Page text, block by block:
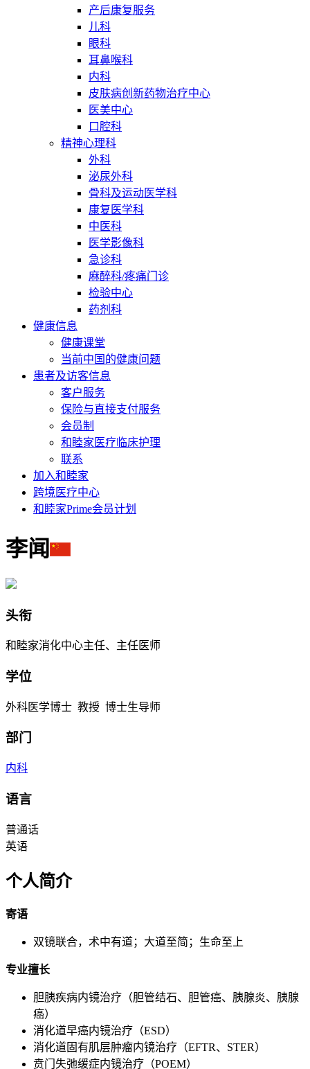
产后康复服务
儿科
眼科
耳鼻喉科
内科
皮肤病创新药物治疗中心
医美中心
口腔科
精神心理科
外科
泌尿外科
骨科及运动医学科
康复医学科
中医科
医学影像科
急诊科
麻醉科/疼痛门诊
检验中心
药剂科
健康信息
健康课堂
当前中国的健康问题
患者及访客信息
客户服务
保险与直接支付服务
会员制
和睦家医疗临床护理
联系
加入和睦家
跨境医疗中心
和睦家Prime会员计划
李闻
头衔
和睦家消化中心主任、主任医师
学位
外科医学博士 教授 博士生导师
部门
内科
语言
普通话
英语
个人简介
寄语
双镜联合，术中有道；大道至简；生命至上
专业擅长
胆胰疾病内镜治疗（胆管结石、胆管癌、胰腺炎、胰腺
癌）
消化道早癌内镜治疗（ESD）
消化道固有肌层肿瘤内镜治疗（EFTR、STER）
贲门失弛缓症内镜治疗（POEM）